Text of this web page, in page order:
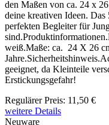
den Maßen von ca. 24 x
deine kreativen Ideen. Das
perfekten Begleiter für
weiß.Maße: ca. 24 X 26
geeignet, da Kleinteile
Erstickungsgefahr!
Regulärer Preis: 11,50 €
weitere Details
Neuware